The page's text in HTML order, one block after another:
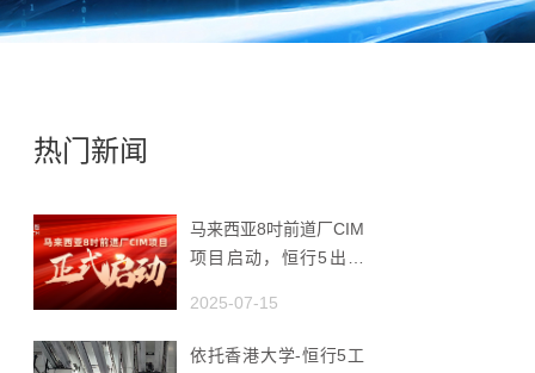
热门新闻
马来西亚8吋前道厂CIM
项目启动，恒行5出海
2025-07-15
依托香港大学-恒行5工